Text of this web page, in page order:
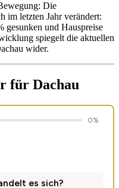
Die
im letzten Jahr verändert:
gesunken und Hauspreise
spiegelt die aktuellen
wider.
für Dachau